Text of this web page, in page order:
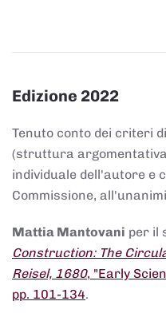
Edizione 2022
Tenuto conto dei criteri
(struttura
individuale dell'autore e
Commissione,
Mattia Mantovani per il
Construction: The
Reisel, 1680, "Early
pp. 101-134.